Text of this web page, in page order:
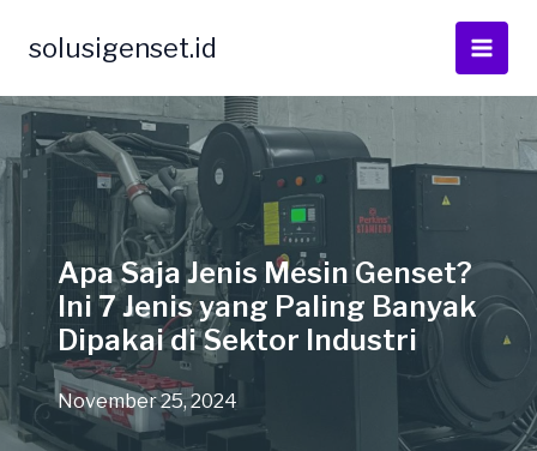
solusigenset.id
Apa Saja Jenis Mesin Genset?
Ini 7 Jenis yang Paling Banyak
Dipakai di Sektor Industri
November 25, 2024